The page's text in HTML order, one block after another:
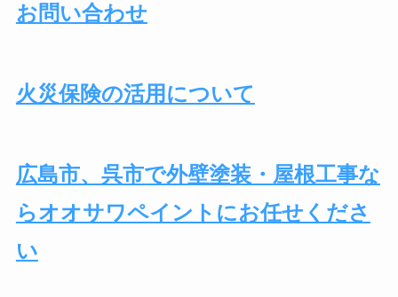
お問い合わせ
火災保険の活用について
広島市、呉市で外壁塗装・屋根工事な
らオオサワペイントにお任せくださ
い